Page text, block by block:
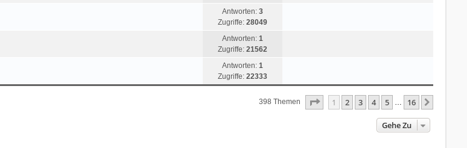
Antworten: 3
Zugriffe: 28049
Antworten: 1
Zugriffe: 21562
Antworten: 1
Zugriffe: 22333
398 Themen Seite Von
1 2 3 4 5 … 16
Gehe Zu